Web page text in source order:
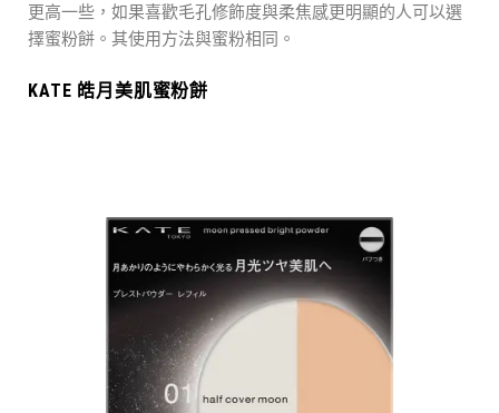
更高一些，如果喜歡毛孔修飾度與柔焦感更明顯的人可以選
擇蜜粉餅。其使用方法與蜜粉相同。
KATE 皓月美肌蜜粉餅